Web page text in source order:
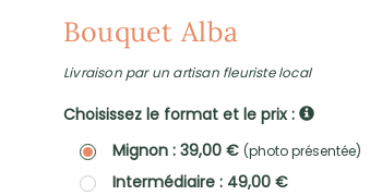
Bouquet Alba
Livraison par un artisan fleuriste local
Choisissez le format et le prix :
Mignon : 39,00 € (photo présentée)
Intermédiaire : 49,00 €